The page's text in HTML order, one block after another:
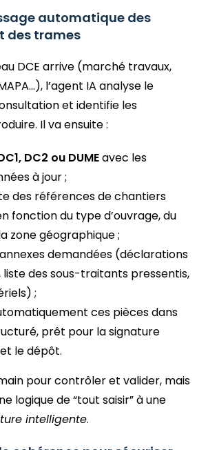
automatique des
des trames
DCE arrive (marché travaux,
l’agent IA analyse le
et identifie les
Il va ensuite :
DC2 ou DUMEavec les
à jour ;
des références de chantiers
fonction du type d’ouvrage, du
zone géographique ;
demandées (déclarations
liste des sous-traitants pressentis,
;
ces pièces dans
prêt pour la signature
le dépôt.
pour contrôler et valider, mais
logique de “tout saisir” à une
intelligente.